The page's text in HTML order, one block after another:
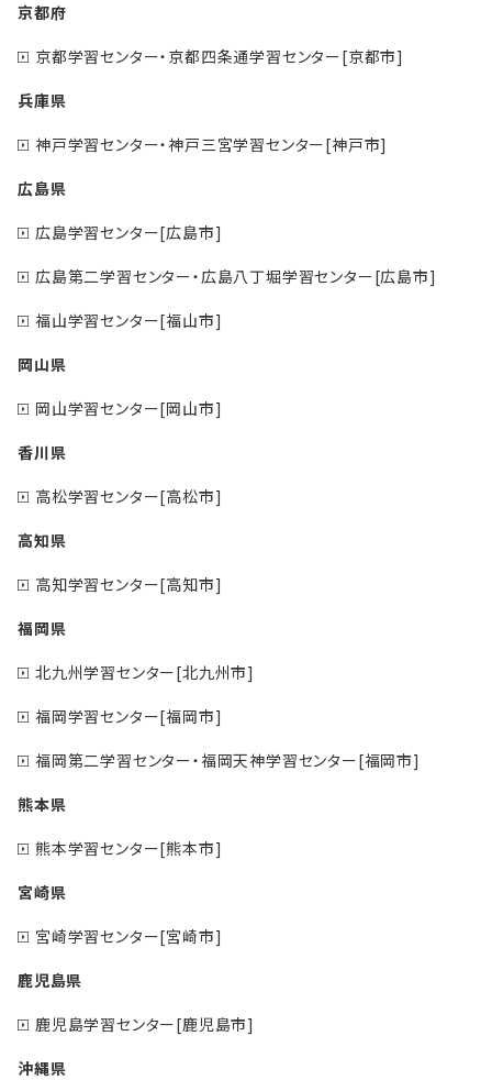
京都府
京都学習センター・京都四条通学習センター[京都市]
兵庫県
神戸学習センター・神戸三宮学習センター[神戸市]
広島県
広島学習センター[広島市]
広島第二学習センター・広島八丁堀学習センター[広島市]
福山学習センター[福山市]
岡山県
岡山学習センター[岡山市]
香川県
高松学習センター[高松市]
高知県
高知学習センター[高知市]
福岡県
北九州学習センター[北九州市]
福岡学習センター[福岡市]
福岡第二学習センター・福岡天神学習センター[福岡市]
熊本県
熊本学習センター[熊本市]
宮崎県
宮崎学習センター[宮崎市]
鹿児島県
鹿児島学習センター[鹿児島市]
沖縄県